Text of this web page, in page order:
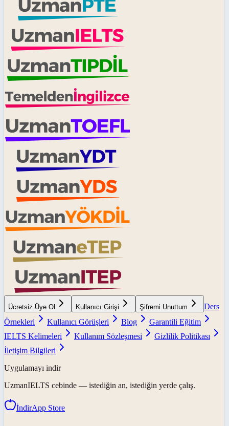
Ücretsiz Üye Ol Kullanıcı Girişi Şifremi Unuttum
Ders
Örnekleri
Kullanıcı Görüşleri Blog
Garantili Eğitim
IELTS Kelimeleri
Kullanım Sözleşmesi
Gizlilik Politikası
İletişim Bilgileri
Uygulamayı indir
UzmanIELTS cebinde — istediğin an, istediğin yerde çalış.
İndirApp Store